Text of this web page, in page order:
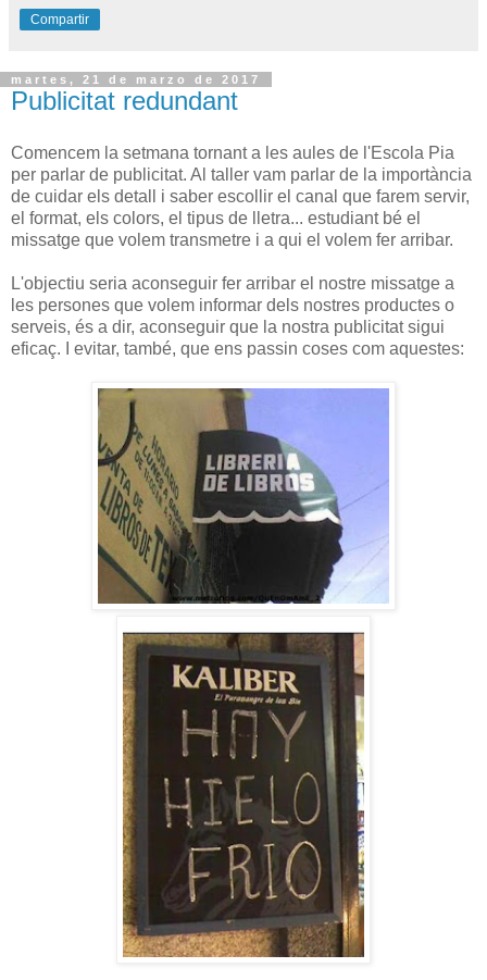
Compartir
martes, 21 de marzo de 2017
Publicitat redundant
Comencem la setmana tornant a les aules de l'Escola Pia
per parlar de publicitat. Al taller vam parlar de la importància
de cuidar els detall i saber escollir el canal que farem servir,
el format, els colors, el tipus de lletra... estudiant bé el
missatge que volem transmetre i a qui el volem fer arribar.
L'objectiu seria aconseguir fer arribar el nostre missatge a
les persones que volem informar dels nostres productes o
serveis, és a dir, aconseguir que la nostra publicitat sigui
eficaç. I evitar, també, que ens passin coses com aquestes: